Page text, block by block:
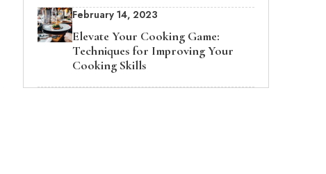
February 14, 2023
Elevate Your Cooking Game:
Techniques for Improving Your
Cooking Skills